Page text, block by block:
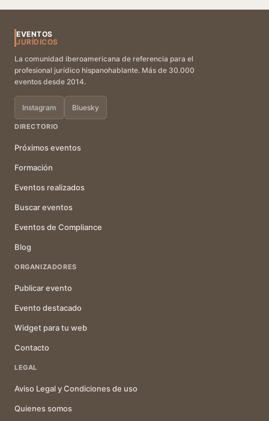
EVENTOS
JURÍDICOS
La comunidad iberoamericana de referencia para el
profesional jurídico hispanohablante. Más de 30.000
eventos desde 2014.
Instagram Bluesky
DIRECTORIO
Próximos eventos
Formación
Eventos realizados
Buscar eventos
Eventos de Compliance
Blog
ORGANIZADORES
Publicar evento
Evento destacado
Widget para tu web
Contacto
LEGAL
Aviso Legal y Condiciones de uso
Quienes somos